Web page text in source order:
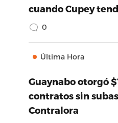
cuando Cupey
0
Última Hora
Guaynabo otorgó
contratos sin
Contralora